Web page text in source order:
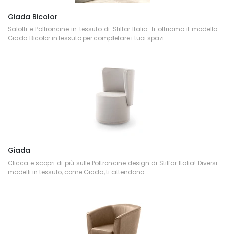
Giada Bicolor
Salotti e Poltroncine in tessuto di Stilfar Italia: ti offriamo il modello
Giada Bicolor in tessuto per completare i tuoi spazi.
Giada
Clicca e scopri di più sulle Poltroncine design di Stilfar Italia! Diversi
modelli in tessuto, come Giada, ti attendono.